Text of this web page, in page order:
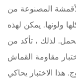
المصنوعة من
ولونها. يمكن لهذه
لذلك ، تأكد من
مقاومة القماش
الاختبار يحاكي